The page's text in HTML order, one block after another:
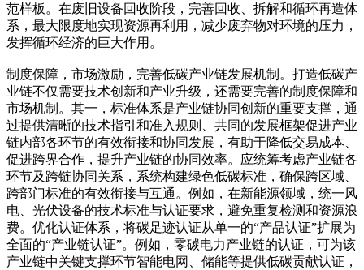
范样板。在废旧设备回收阶段，完善回收、拆解和循环再造体
系，最大限度地实现资源再利用，减少废弃物对环境的压力，
发挥循环经济的巨大作用。
制度保障，市场激励，完善低碳产业链发展机制。打造低碳产
业链不仅需要技术创新和产业升级，还需要完善的制度保障和
市场机制。其一，标准体系是产业链协同创新的重要支撑，通
过提供清晰的技术指引和准入规则、共同的发展框架促进产业
链内部各环节的有效衔接和协同发展，有助于降低交易成本、
促进跨界合作，提升产业链的协同效率。应统筹考虑产业链各
环节及跨链协同关系，系统构建绿色低碳标准，确保跨区域、
跨部门标准的有效衔接与互通。例如，在新能源领域，统一风
电、光伏设备的技术标准与认证要求，避免重复检测和资源浪
费。优化认证体系，将碳足迹认证从单一的“产品认证”扩展为
全面的“产业链认证”。例如，零碳电力产业链的认证，可为该
产业链中关键支撑环节智能电网、储能等提供低碳贡献认证，